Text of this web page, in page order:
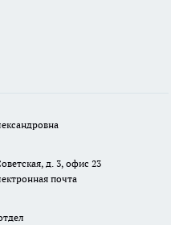
д. 3, офис 23
почта